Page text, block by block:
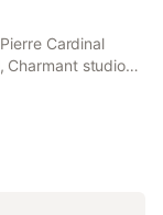
Cardinal
Charmant studio
has city